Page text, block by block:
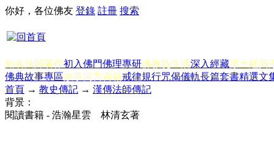
你好，各位佛友 登錄 註冊 搜索
知名法師著作初入佛門佛理專研佛教徒生活深入經藏淨土經典
佛典故事專區故事寓言書籍戒律規行咒偈儀軌長篇套書精選文
首頁 → 教史傳記 → 漢傳法師傳記
背景：
閱讀書籍 - 浩瀚星雲 林清玄著